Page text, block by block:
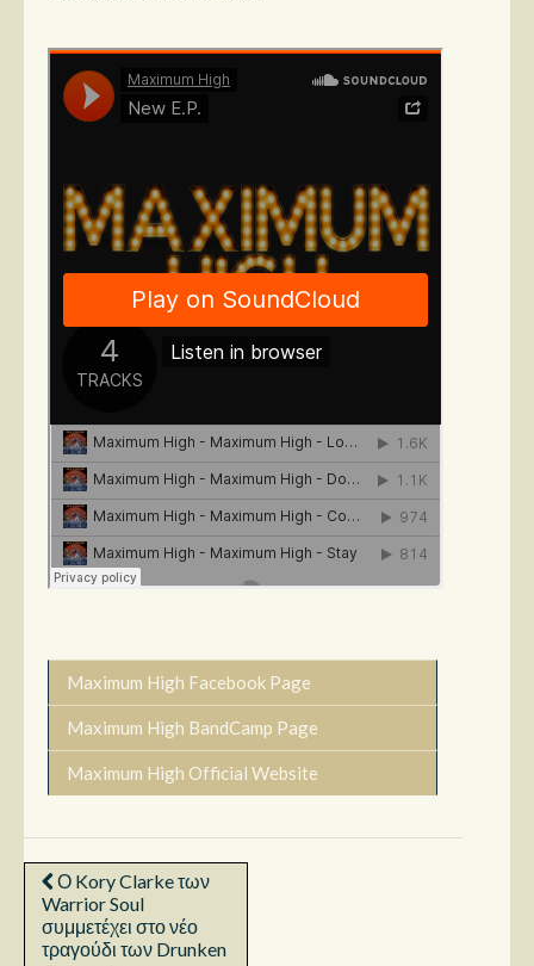
Maximum High Facebook Page
Maximum High BandCamp Page
Maximum High Official Website
Ο Kory Clarke των
Warrior Soul
συμμετέχει στο νέο
τραγούδι των Drunken